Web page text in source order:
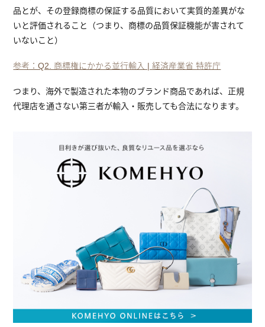
品とが、その登録商標の保証する品質において実質的差異がな
いと評価されること（つまり、商標の品質保証機能が害されて
いないこと）
参考：Q2. 商標権にかかる並行輸入 | 経済産業省 特許庁
つまり、海外で製造された本物のブランド商品であれば、正規
代理店を通さない第三者が輸入・販売しても合法になります。